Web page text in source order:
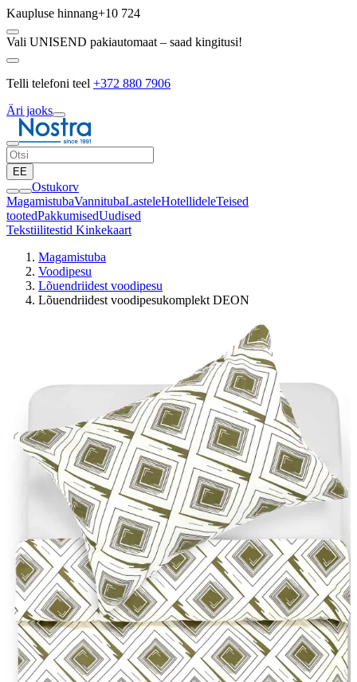
Kaupluse hinnang+10 724
Vali UNISEND pakiautomaat – saad kingitusi!
Telli telefoni teel +372 880 7906
Äri jaoks
EE
Ostukorv
MagamistubaVannitubaLasteleHotellideleTeised
tootedPakkumisedUudised
Tekstiilitestid Kinkekaart
Magamistuba
Voodipesu
Lõuendriidest voodipesu
Lõuendriidest voodipesukomplekt DEON